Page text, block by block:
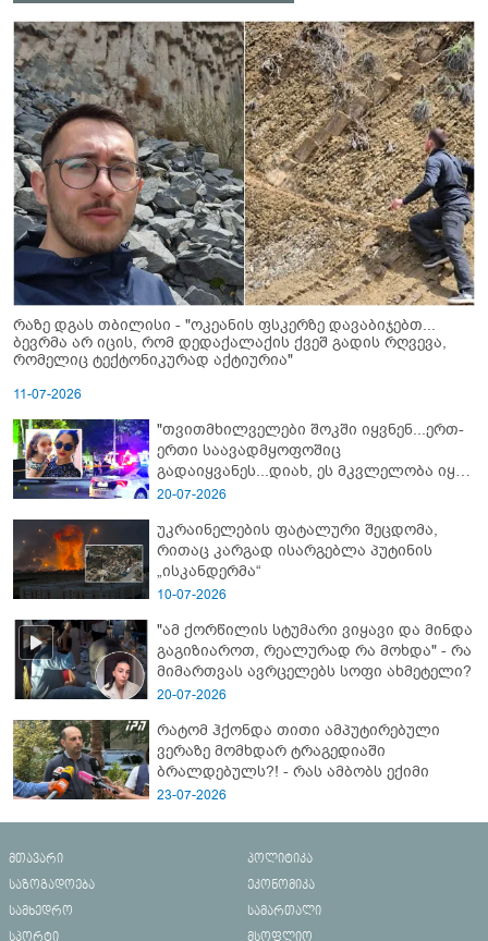
რაზე დგას თბილისი - "ოკეანის ფსკერზე დავაბიჯებთ...
ბევრმა არ იცის, რომ დედაქალაქის ქვეშ გადის რღვევა,
რომელიც ტექტონიკურად აქტიურია"
11-07-2026
"თვითმხილველები შოკში იყვნენ...ერთ-
ერთი საავადმყოფოშიც
გადაიყვანეს...დიახ, ეს მკვლელობა იყო"
- გორში დატრიალებული ტრაგედიის
20-07-2026
უკრაინელების ფატალური შეცდომა,
რითაც კარგად ისარგებლა პუტინის
„ისკანდერმა“
10-07-2026
"ამ ქორწილის სტუმარი ვიყავი და მინდა
გაგიზიაროთ, რეალურად რა მოხდა" - რა
მიმართვას ავრცელებს სოფი ახმეტელი?
20-07-2026
რატომ ჰქონდა თითი ამპუტირებული
ვერაზე მომხდარ ტრაგედიაში
ბრალდებულს?! - რას ამბობს ექიმი
23-07-2026
მთავარი
პოლიტიკა
საზოგადოება
ეკონომიკა
სამხედრო
სამართალი
სპორტი
მსოფლიო